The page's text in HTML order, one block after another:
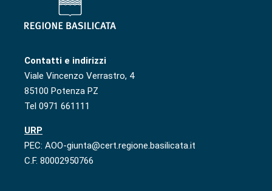
Contatti e indirizzi
Viale Vincenzo Verrastro, 4
85100 Potenza PZ
Tel 0971 661111
URP
PEC: AOO-giunta@cert.regione.basilicata.it
C.F. 80002950766